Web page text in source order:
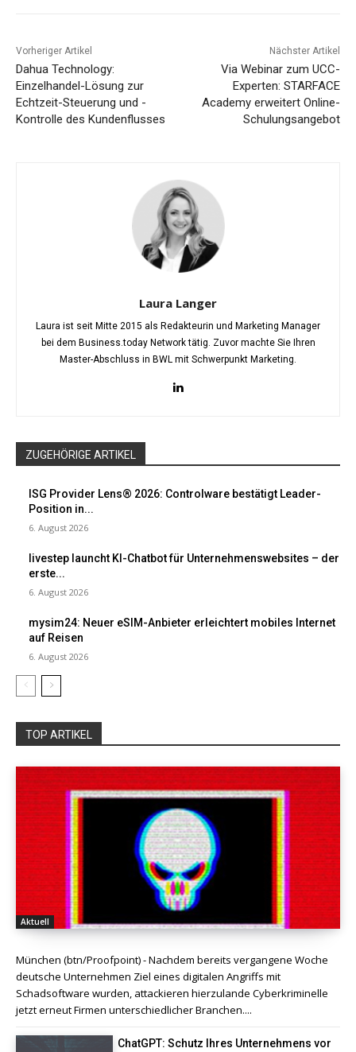
Vorheriger Artikel
Dahua Technology:
Einzelhandel-Lösung zur
Echtzeit-Steuerung und -
Kontrolle des Kundenflusses
Nächster Artikel
Via Webinar zum UCC-
Experten: STARFACE
Academy erweitert Online-
Schulungsangebot
Laura Langer
Laura ist seit Mitte 2015 als Redakteurin und Marketing Manager
bei dem Business.today Network tätig. Zuvor machte Sie Ihren
Master-Abschluss in BWL mit Schwerpunkt Marketing.
ZUGEHÖRIGE ARTIKEL
ISG Provider Lens® 2026: Controlware bestätigt Leader-
Position in...
6. August 2026
livestep launcht KI-Chatbot für Unternehmenswebsites – der
erste...
6. August 2026
mysim24: Neuer eSIM-Anbieter erleichtert mobiles Internet
auf Reisen
6. August 2026
TOP ARTIKEL
Aktuell
München (btn/Proofpoint) - Nachdem bereits vergangene Woche
deutsche Unternehmen Ziel eines digitalen Angriffs mit
Schadsoftware wurden, attackieren hierzulande Cyberkriminelle
jetzt erneut Firmen unterschiedlicher Branchen....
ChatGPT: Schutz Ihres Unternehmens vor